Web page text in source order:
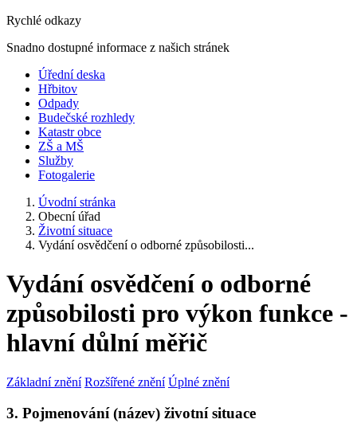
Rychlé odkazy
Snadno dostupné informace z našich stránek
Úřední deska
Hřbitov
Odpady
Budečské rozhledy
Katastr obce
ZŠ a MŠ
Služby
Fotogalerie
Úvodní stránka
Obecní úřad
Životní situace
Vydání osvědčení o odborné způsobilosti...
Vydání osvědčení o odborné
způsobilosti pro výkon funkce -
hlavní důlní měřič
Základní znění Rozšířené znění Úplné znění
3. Pojmenování (název) životní situace